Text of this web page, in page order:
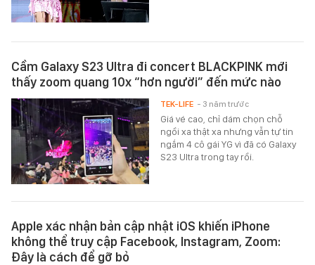
Cầm Galaxy S23 Ultra đi concert BLACKPINK mới
thấy zoom quang 10x “hơn người” đến mức nào
Giá vé cao, chỉ dám chọn chỗ
ngồi xa thật xa nhưng vẫn tự tin
ngắm 4 cô gái YG vì đã có Galaxy
S23 Ultra trong tay rồi.
TEK-LIFE - 3 năm trước
Apple xác nhận bản cập nhật iOS khiến iPhone
không thể truy cập Facebook, Instagram, Zoom:
Đây là cách để gỡ bỏ